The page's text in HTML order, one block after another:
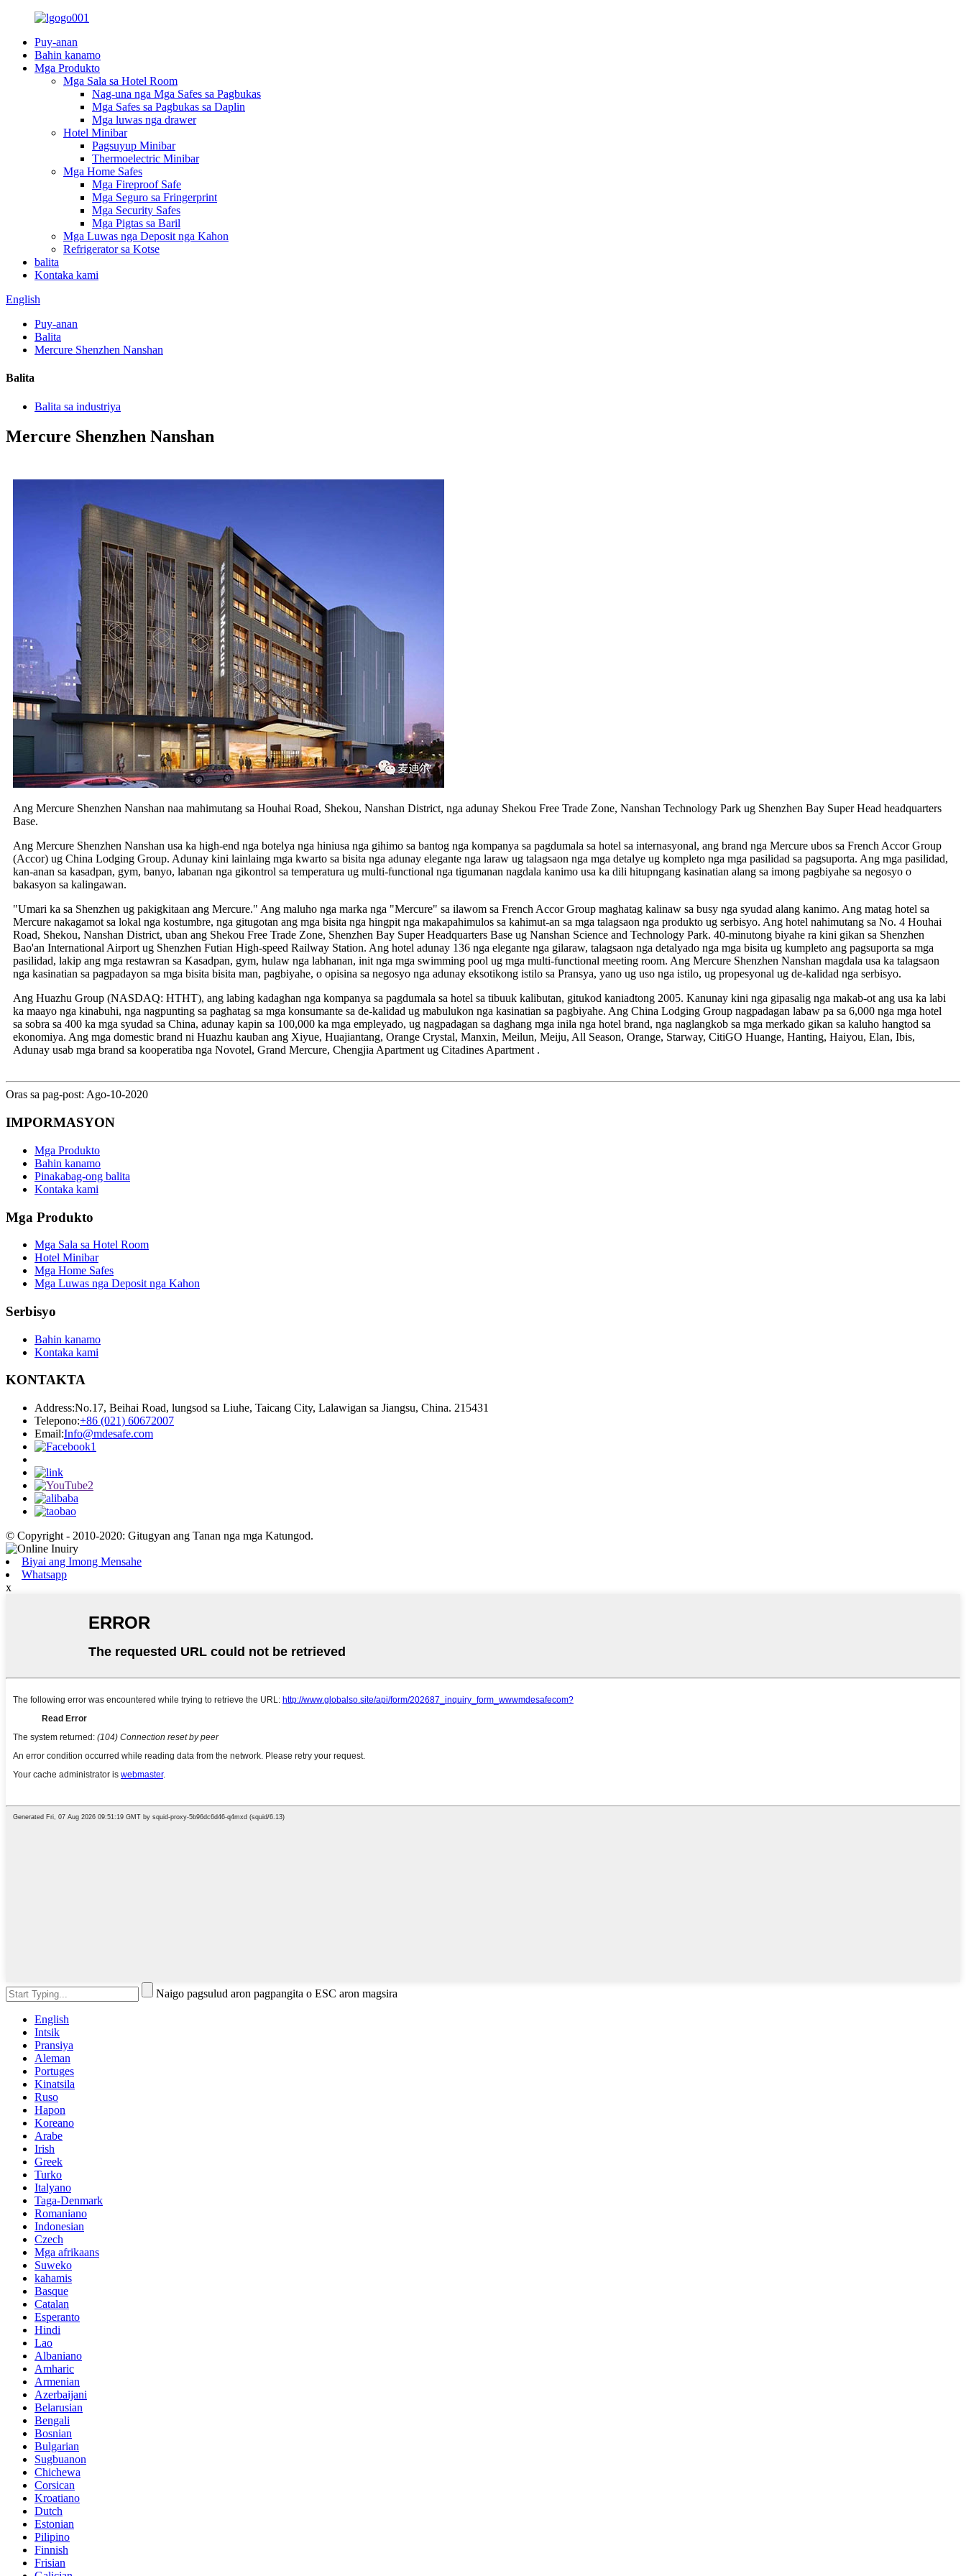
Puy-anan
Bahin kanamo
Mga Produkto
Mga Sala sa Hotel Room
Nag-una nga Mga Safes sa Pagbukas
Mga Safes sa Pagbukas sa Daplin
Mga luwas nga drawer
Hotel Minibar
Pagsuyup Minibar
Thermoelectric Minibar
Mga Home Safes
Mga Fireproof Safe
Mga Seguro sa Fringerprint
Mga Security Safes
Mga Pigtas sa Baril
Mga Luwas nga Deposit nga Kahon
Refrigerator sa Kotse
balita
Kontaka kami
English
Puy-anan
Balita
Mercure Shenzhen Nanshan
Balita
Balita sa industriya
Mercure Shenzhen Nanshan
Ang Mercure Shenzhen Nanshan naa mahimutang sa Houhai Road, Shekou, Nanshan District, nga adunay Shekou Free Trade Zone, Nanshan Technology Park ug Shenzhen Bay Super Head headquarters
Base.
Ang Mercure Shenzhen Nanshan usa ka high-end nga botelya nga hiniusa nga gihimo sa bantog nga kompanya sa pagdumala sa hotel sa internasyonal, ang brand nga Mercure ubos sa French Accor Group
(Accor) ug China Lodging Group. Adunay kini lainlaing mga kwarto sa bisita nga adunay elegante nga laraw ug talagsaon nga mga detalye ug kompleto nga mga pasilidad sa pagsuporta. Ang mga pasilidad,
kan-anan sa kasadpan, gym, banyo, labanan nga gikontrol sa temperatura ug multi-functional nga tigumanan nagdala kanimo usa ka dili hitupngang kasinatian alang sa imong pagbiyahe sa negosyo o
bakasyon sa kalingawan.
"Umari ka sa Shenzhen ug pakigkitaan ang Mercure." Ang maluho nga marka nga "Mercure" sa ilawom sa French Accor Group maghatag kalinaw sa busy nga syudad alang kanimo. Ang matag hotel sa
Mercure nakagamot sa lokal nga kostumbre, nga gitugotan ang mga bisita nga hingpit nga makapahimulos sa kahimut-an sa mga talagsaon nga produkto ug serbisyo. Ang hotel nahimutang sa No. 4 Houhai
Road, Shekou, Nanshan District, uban ang Shekou Free Trade Zone, Shenzhen Bay Super Headquarters Base ug Nanshan Science and Technology Park. 40-minutong biyahe ra kini gikan sa Shenzhen
Bao'an International Airport ug Shenzhen Futian High-speed Railway Station. Ang hotel adunay 136 nga elegante nga gilaraw, talagsaon nga detalyado nga mga bisita ug kumpleto ang pagsuporta sa mga
pasilidad, lakip ang mga restawran sa Kasadpan, gym, hulaw nga labhanan, init nga mga swimming pool ug mga multi-functional meeting room. Ang Mercure Shenzhen Nanshan magdala usa ka talagsaon
nga kasinatian sa pagpadayon sa mga bisita bisita man, pagbiyahe, o opisina sa negosyo nga adunay eksotikong istilo sa Pransya, yano ug uso nga istilo, ug propesyonal ug de-kalidad nga serbisyo.
Ang Huazhu Group (NASDAQ: HTHT), ang labing kadaghan nga kompanya sa pagdumala sa hotel sa tibuuk kalibutan, gitukod kaniadtong 2005. Kanunay kini nga gipasalig nga makab-ot ang usa ka labi
ka maayo nga kinabuhi, nga nagpunting sa paghatag sa mga konsumante sa de-kalidad ug mabulukon nga kasinatian sa pagbiyahe. Ang China Lodging Group nagpadagan labaw pa sa 6,000 nga mga hotel
sa sobra sa 400 ka mga syudad sa China, adunay kapin sa 100,000 ka mga empleyado, ug nagpadagan sa daghang mga inila nga hotel brand, nga naglangkob sa mga merkado gikan sa kaluho hangtod sa
ekonomiya. Ang mga domestic brand ni Huazhu kauban ang Xiyue, Huajiantang, Orange Crystal, Manxin, Meilun, Meiju, All Season, Orange, Starway, CitiGO Huange, Hanting, Haiyou, Elan, Ibis,
Adunay usab mga brand sa kooperatiba nga Novotel, Grand Mercure, Chengjia Apartment ug Citadines Apartment .
Oras sa pag-post: Ago-10-2020
IMPORMASYON
Mga Produkto
Bahin kanamo
Pinakabag-ong balita
Kontaka kami
Mga Produkto
Mga Sala sa Hotel Room
Hotel Minibar
Mga Home Safes
Mga Luwas nga Deposit nga Kahon
Serbisyo
Bahin kanamo
Kontaka kami
KONTAKTA
Address:No.17, Beihai Road, lungsod sa Liuhe, Taicang City, Lalawigan sa Jiangsu, China. 215431
Telepono:+86 (021) 60672007
Email:Info@mdesafe.com
© Copyright - 2010-2020: Gitugyan ang Tanan nga mga Katungod.
Biyai ang Imong Mensahe
Whatsapp
x
Naigo pagsulud aron pagpangita o ESC aron magsira
English
Intsik
Pransiya
Aleman
Portuges
Kinatsila
Ruso
Hapon
Koreano
Arabe
Irish
Greek
Turko
Italyano
Taga-Denmark
Romaniano
Indonesian
Czech
Mga afrikaans
Suweko
kahamis
Basque
Catalan
Esperanto
Hindi
Lao
Albaniano
Amharic
Armenian
Azerbaijani
Belarusian
Bengali
Bosnian
Bulgarian
Sugbuanon
Chichewa
Corsican
Kroatiano
Dutch
Estonian
Pilipino
Finnish
Frisian